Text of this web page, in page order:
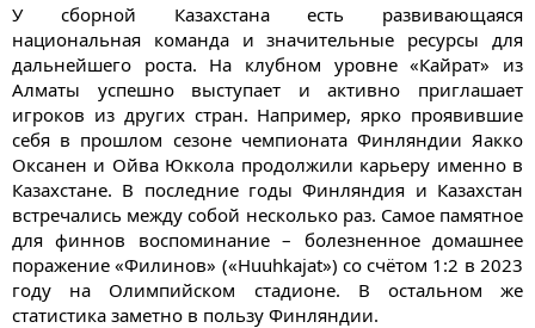
У сборной Казахстана есть развивающаяся
национальная команда и значительные ресурсы для
дальнейшего роста. На клубном уровне «Кайрат» из
Алматы успешно выступает и активно приглашает
игроков из других стран. Например, ярко проявившие
себя в прошлом сезоне чемпионата Финляндии Яакко
Оксанен и Ойва Юккола продолжили карьеру именно в
Казахстане. В последние годы Финляндия и Казахстан
встречались между собой несколько раз. Самое памятное
для финнов воспоминание – болезненное домашнее
поражение «Филинов» («Huuhkajat») со счётом 1:2 в 2023
году на Олимпийском стадионе. В остальном же
статистика заметно в пользу Финляндии.